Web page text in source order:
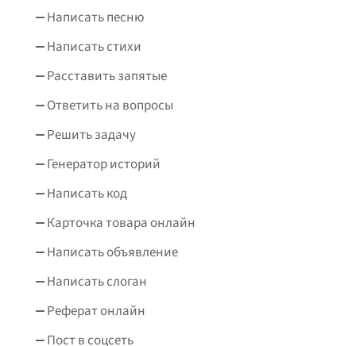
Написать песню
Написать стихи
Расставить запятые
Ответить на вопросы
Решить задачу
Генератор историй
Написать код
Карточка товара онлайн
Написать объявление
Написать слоган
Реферат онлайн
Пост в соцсеть